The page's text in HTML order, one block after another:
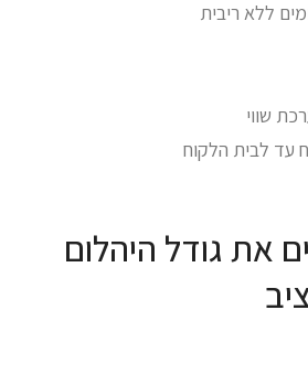
שווי
עד לבית הלקוח
את גודל היהלום